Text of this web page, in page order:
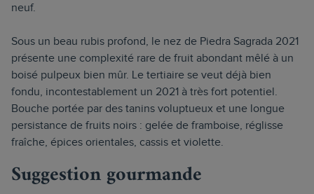
neuf.
Sous un beau rubis profond, le nez de Piedra Sagrada 2021
présente une complexité rare de fruit abondant mêlé à un
boisé pulpeux bien mûr. Le tertiaire se veut déjà bien
fondu, incontestablement un 2021 à très fort potentiel.
Bouche portée par des tanins voluptueux et une longue
persistance de fruits noirs : gelée de framboise, réglisse
fraîche, épices orientales, cassis et violette.
Suggestion gourmande